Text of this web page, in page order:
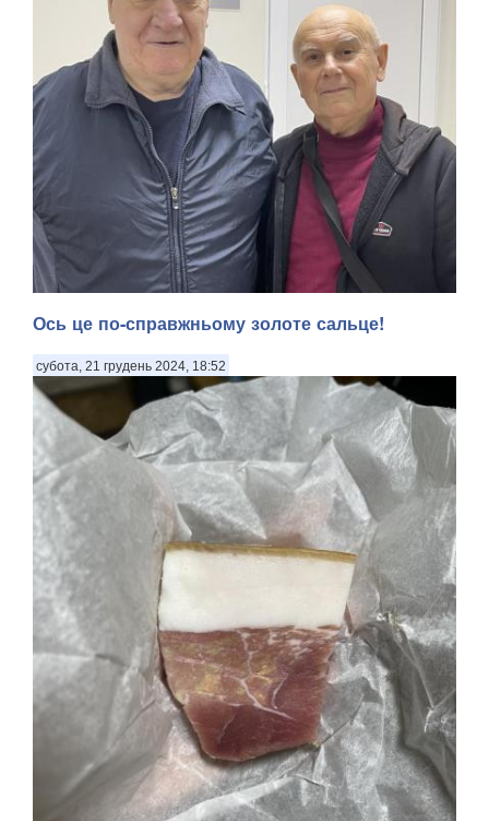
Журналістськими стежками-дорогами. ВИСОКА ЖИТТЄВА
МАРКА ПОЛКОВНИКА МУЛЯРА. Не відкриватиму усіх
деталей наших загальних суттєвих обставин, але із цим
добродієм, що зображений на світлині поруч зі мною, ми
зустрілися місяць тому в черзі на очікування ме...
Ось це по-справжньому золоте сальце!
субота, 21 грудень 2024, 18:52